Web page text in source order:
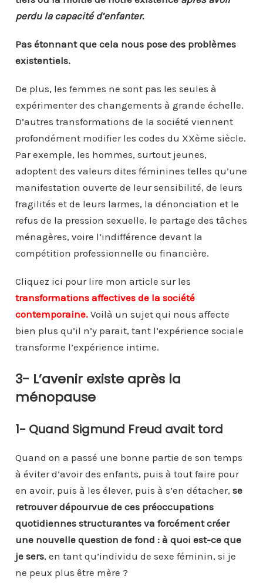
perdu la capacité d’enfanter.
Pas étonnant que cela nous pose des problèmes
existentiels.
De plus, les femmes ne sont pas les seules à
expérimenter des changements à grande échelle.
D’autres transformations de la société viennent
profondément modifier les codes du XXème siècle.
Par exemple, les hommes, surtout jeunes,
adoptent des valeurs dites féminines telles qu’une
manifestation ouverte de leur sensibilité, de leurs
fragilités et de leurs larmes, la dénonciation et le
refus de la pression sexuelle, le partage des tâches
ménagères, voire l’indifférence devant la
compétition professionnelle ou financière.
Cliquez ici pour lire mon article sur les
transformations affectives de la société
contemporaine.Voilà un sujet qui nous affecte
bien plus qu’il n’y parait, tant l’expérience sociale
transforme l’expérience intime.
3- L’avenir existe après la
ménopause
1- Quand Sigmund Freud avait tord
Quand on a passé une bonne partie de son temps
à éviter d’avoir des enfants, puis à tout faire pour
en avoir, puis à les élever, puis à s’en détacher, se
retrouver dépourvue de ces préoccupations
quotidiennes structurantes va forcément créer
une nouvelle question de fond : à quoi est-ce que
je sers, en tant qu’individu de sexe féminin, si je
ne peux plus être mère ?